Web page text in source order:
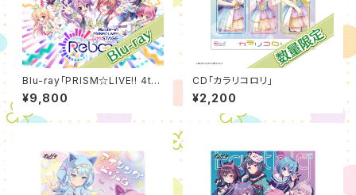
Blu-ray「PRISM☆LIVE!! 4th
STAGE ~Reboot~」
¥9,800
CD「カラリコロリ」
¥2,200